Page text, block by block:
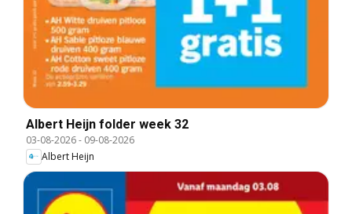
Albert Heijn folder week 32
03-08-2026- 09-08-2026
Albert Heijn